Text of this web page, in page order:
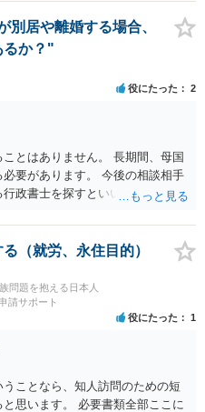
別居や離婚する場合、
るか？"
役にたった 2
とはありません。 長期間、母国
要があります。 今後の相談相手
政書士を探すといいでしょう。
（就労、永住目的）
問題を抱える日本人
請サポート
役にたった 1
ことなら、知人訪問のための短
思います。 必要書類全部ここに